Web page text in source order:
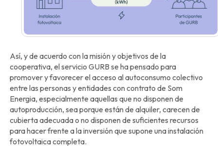
Así, y de acuerdo con la misión y objetivos de la
cooperativa, el servicio GURB se ha pensado para
promover y favorecer el acceso al autoconsumo colectivo
entre las personas y entidades con contrato de Som
Energia, especialmente aquellas que no disponen de
autoproducción, sea porque están de alquiler, carecen de
cubierta adecuada o no disponen de suficientes recursos
para hacer frente a la inversión que supone una instalación
fotovoltaica completa.